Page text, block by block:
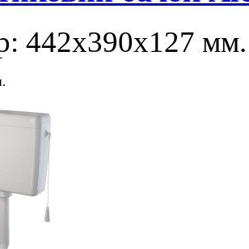
442х390х127 мм.